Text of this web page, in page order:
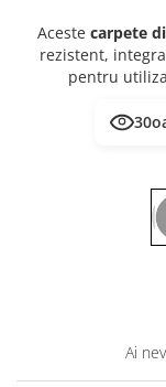
Aceste carpete
rezistent,
pentru
30
Ai